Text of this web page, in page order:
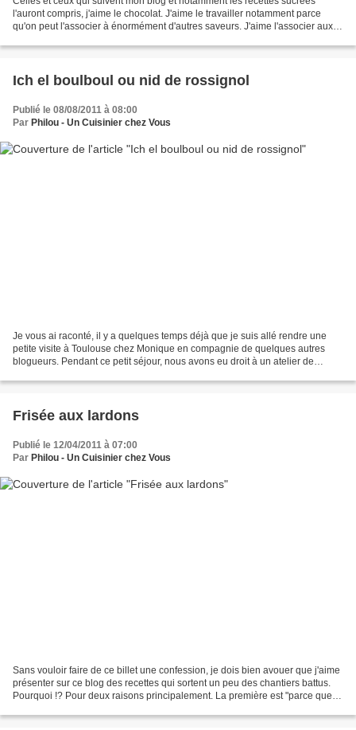
l'auront compris, j'aime le chocolat. J'aime le travailler notamment parce
qu'on peut l'associer à énormément d'autres saveurs. J'aime l'associer aux
Ich el boulboul ou nid de rossignol
Publié le 08/08/2011 à 08:00
Par Philou - Un Cuisinier chez Vous
Je vous ai raconté, il y a quelques temps déjà que je suis allé rendre une
petite visite à Toulouse chez Monique en compagnie de quelques autres
blogueurs. Pendant ce petit séjour, nous avons eu droit à un atelier de
Frisée aux lardons
Publié le 12/04/2011 à 07:00
Par Philou - Un Cuisinier chez Vous
Sans vouloir faire de ce billet une confession, je dois bien avouer que j'aime
présenter sur ce blog des recettes qui sortent un peu des chantiers battus.
Pourquoi !? Pour deux raisons principalement. La première est "parce que